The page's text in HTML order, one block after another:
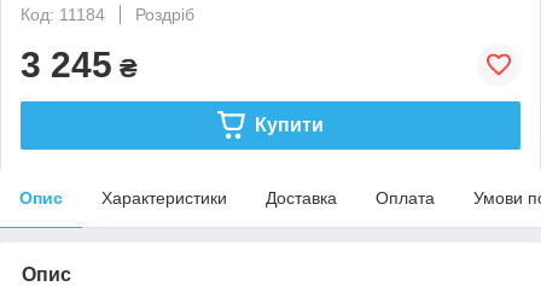
Код: 11184
Роздріб
3 245 ₴
Купити
Опис Характеристики Доставка Оплата Умови
Опис